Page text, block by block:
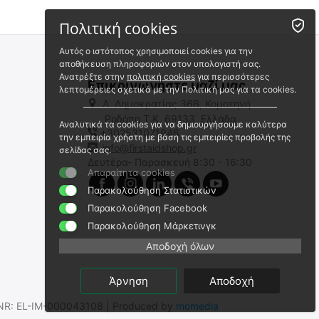
Ωτοασπίδες παθητικές
EARMOR M06A, Black
Άμεσα διαθέσιμο
Αποστολή εντός 24 ωρών
(χωρίς ΦΠΑ)
Ωτοασπίδες παθητικές
EARMOR C05, Yellow
9020052282
Άμεσα διαθέσιμο
Αποστολή εντός 24 ωρών
€6.89
€5.56(χωρίς ΦΠΑ)
Επικοινωνήστε μαζί μας
Λ. Δημοκρατίας 36Β, Κομοτηνή
Ροδόπη,Τ.Κ. 69133, Ελλάδα
+302531071946
info@firstaidshop.gr
Δευτέρα- Παρασκευή 8:30 - 16:30
EL-IM-000043108 | Produced by momedia
Πολιτική cookies
Αυτός ο ιστότοπος χρησιμοποιεί cookies για την
αποθήκευση πληροφοριών στον υπολογιστή σας.
Ανατρέξτε στην πολιτική cookies για περισσότερες
λεπτομέρειες σχετικά με την Πολιτική μας για τα cookies.
Αναλυτικά τα cookies για να δημιουργήσουμε καλύτερα
την εμπειρία χρήστη με βάση τις εμπειρίες προβολής της
σελίδας σας.
Απαραίτητα cookies
Παρακολούθηση Στατιστικών
Παρακολούθηση Facebook
Παρακολούθηση Μάρκετινγκ
Αποδοχή όλων
Άρνηση Αποδοχή